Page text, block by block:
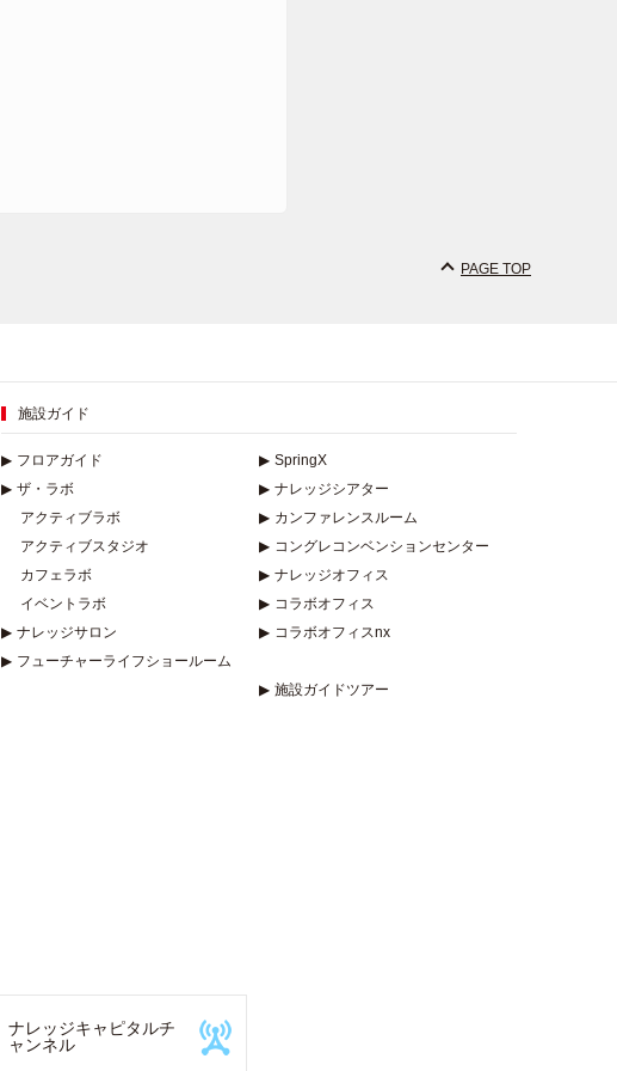
PAGE TOP
施設ガイド
▶ フロアガイド
▶ ザ・ラボ
アクティブラボ
アクティブスタジオ
カフェラボ
イベントラボ
▶ ナレッジサロン
▶ フューチャーライフショールーム
▶ SpringX
▶ ナレッジシアター
▶ カンファレンスルーム
▶ コングレコンベンションセンター
▶ ナレッジオフィス
▶ コラボオフィス
▶ コラボオフィスnx
▶ 施設ガイドツアー
ナレッジキャピタルチ
ャンネル